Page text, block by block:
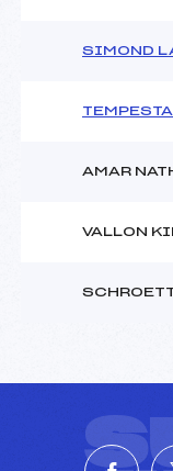
SIMOND
AMAR
VALLON